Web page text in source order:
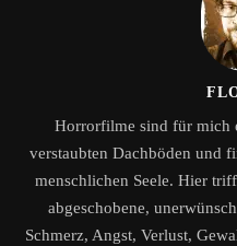
Horrorfilme sind für mich
verstaubten Dachböden und
menschlichen Seele. Hier
abgeschobene,
Schmerz, Angst, Verlust,